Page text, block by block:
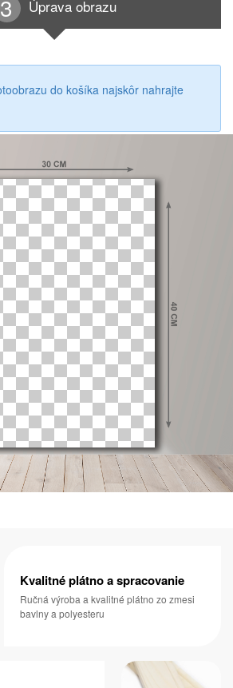
Úprava obrazu
do košíka najskôr nahrajte
Kvalitné plátno a spracovanie
Ručná výroba a kvalitné plátno zo zmesi
bavlny a polyesteru